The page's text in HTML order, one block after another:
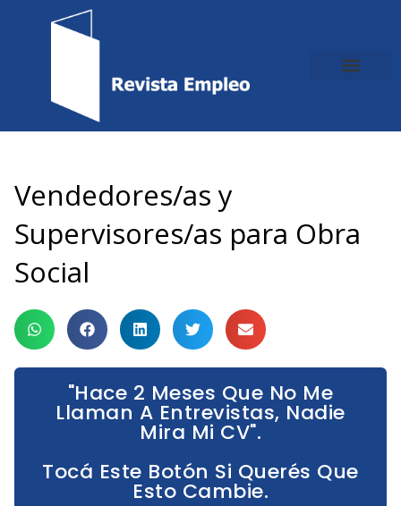
Vendedores/as y
Supervisores/as para Obra
Social
"Hace 2 Meses Que No Me
Llaman A Entrevistas, Nadie
Mira Mi CV".
Tocá Este Botón Si Querés Que
Esto Cambie.